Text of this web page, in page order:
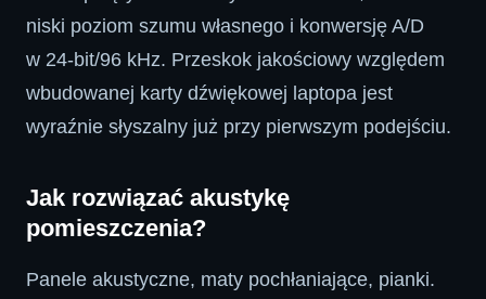
niski poziom szumu własnego i konwersję A/D
w 24-bit/96 kHz. Przeskok jakościowy względem
wbudowanej karty dźwiękowej laptopa jest
wyraźnie słyszalny już przy pierwszym podejściu.
Jak rozwiązać akustykę
pomieszczenia?
Panele akustyczne, maty pochłaniające, pianki.